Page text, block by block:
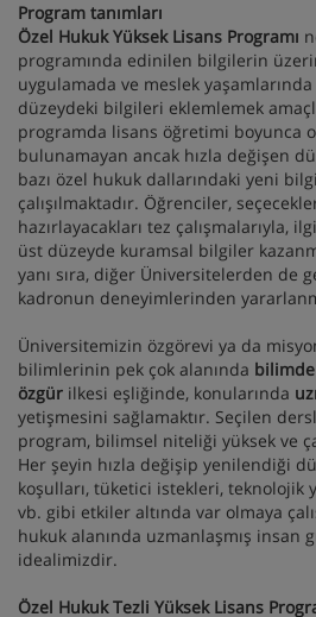
Program tanımları
Özel Hukuk Yüksek Lisans Programı
programında edinilen bilgilerin
uygulamada ve meslek
düzeydeki bilgileri eklemlemek
programda lisans öğretimi boyunca
bulunamayan ancak hızla değişen
bazı özel hukuk dallarındaki yeni
çalışılmaktadır. Öğrenciler,
hazırlayacakları tez çalışmalarıyla,
üst düzeyde kuramsal bilgiler
yanı sıra, diğer Üniversitelerden de
kadronun deneyimlerinden
Üniversitemizin özgörevi ya da
bilimlerinin pek çok alanında
özgür ilkesi eşliğinde, konularında
yetişmesini sağlamaktır. Seçilen
program, bilimsel niteliği yüksek ve
Her şeyin hızla değişip yenilendiği
koşulları, tüketici istekleri, teknolojik
vb. gibi etkiler altında var olmaya
hukuk alanında uzmanlaşmış insan
idealimizdir.
Özel Hukuk Tezli Yüksek Lisans